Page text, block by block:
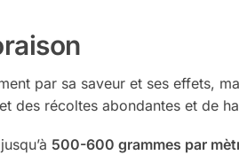
par sa saveur et ses effets,
des récoltes abondantes et de
500-600 grammes par